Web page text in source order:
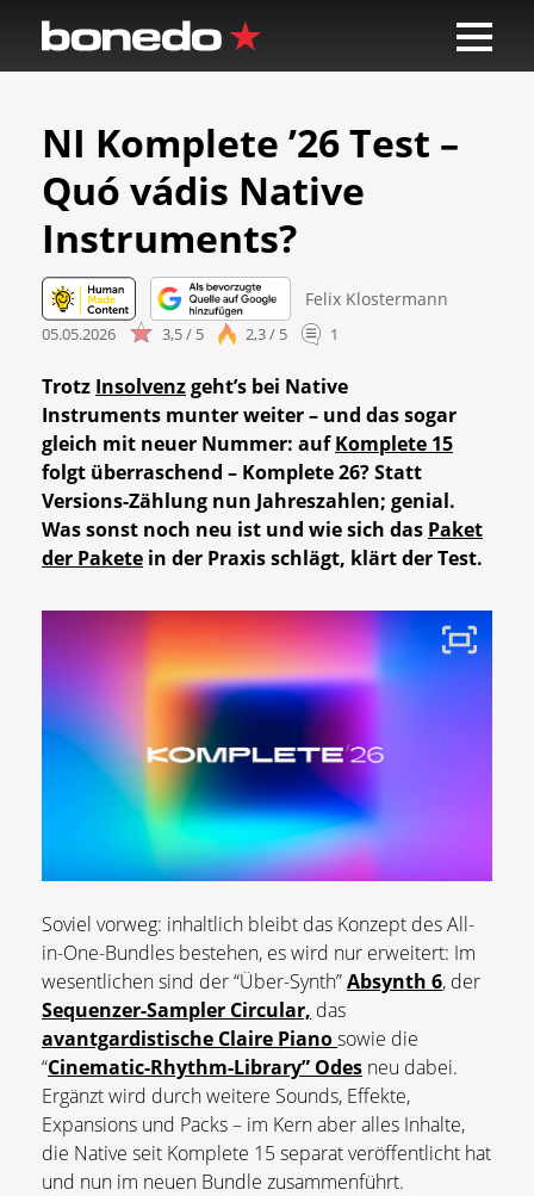
NI Komplete ’26 Test –
Quó vádis Native
Instruments?
Felix Klostermann
05.05.2026 3,5 / 5 2,3 / 5 1
Trotz Insolvenzgeht’s bei Native
Instruments munter weiter – und das sogar
gleich mit neuer Nummer: aufKomplete 15
folgt überraschend – Komplete 26? Statt
Versions-Zählung nun Jahreszahlen; genial.
Was sonst noch neu ist und wie sich das Paket
der Pakete in der Praxis schlägt, klärt der Test.
Soviel vorweg: inhaltlich bleibt das Konzept des All-
in-One-Bundles bestehen, es wird nur erweitert: Im
wesentlichen sind der “Über-Synth”Absynth 6, der
Sequenzer-Sampler Circular, das
avantgardistische Claire Pianosowie die
“Cinematic-Rhythm-Library” Odes neu dabei.
Ergänzt wird durch weitere Sounds, Effekte,
Expansions und Packs – im Kern aber alles Inhalte,
die Native seit Komplete 15 separat veröffentlicht hat
und nun im neuen Bundle zusammenführt.